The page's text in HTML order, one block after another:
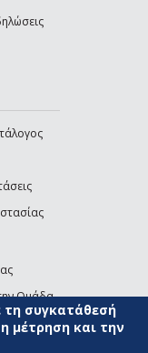
Ομάδα
(link sends e-mail)
συγκατάθεσή
μέτρηση και την